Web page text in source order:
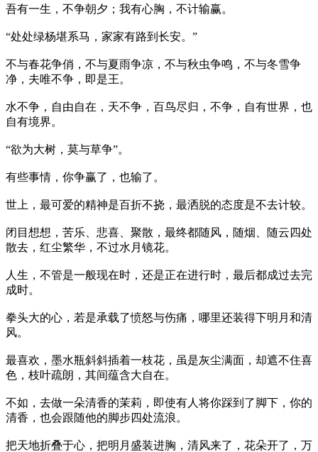
吾有一生，不争朝夕；我有心胸，不计输赢。
“处处绿杨堪系马，家家有路到长安。”
不与春花争俏，不与夏雨争凉，不与秋虫争鸣，不与冬雪争
净，夫唯不争，即是王。
水不争，自由自在，天不争，百鸟尽归，不争，自有世界，也
自有境界。
“欲为大树，莫与草争”。
有些事情，你争赢了，也输了。
世上，最可爱的精神是百折不挠，最洒脱的态度是不去计较。
闭目想想，苦乐、悲喜、聚散，最终都随风，随烟、随云四处
散去，红尘繁华，不过水月镜花。
人生，不管是一般现在时，还是正在进行时，最后都成过去完
成时。
拳头大的心，若是承载了愤怒与伤痛，哪里还装得下明月和清
风。
最喜欢，墨水瓶斜斜插着一枝花，虽是灰尘满面，却遮不住喜
色，枝叶疏朗，其间蕴含大自在。
不如，去做一朵清香的茉莉，即使有人将你踩到了脚下，你的
清香，也会跟随他的脚步四处流浪。
把天地折叠于心，把明月盛装进胸，清风来了，花朵开了，万